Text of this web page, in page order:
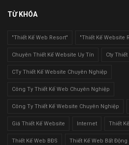
TỪ KHÓA
"Thiết Kế Web Resort" "Thiết Kế Website
Chuyên Thiết Kế Website Uy Tín Cty
CTy Thiết Kế Website Chuyên Nghiệp
Công Ty Thiết Kế Web Chuyên Nghiệp
Công Ty Thiết Kế Website Chuyên Nghiệp
Giá Thiết Kế Website Internet Thiết
Thiết Kế Web BĐS Thiết Kế Web Bất Động